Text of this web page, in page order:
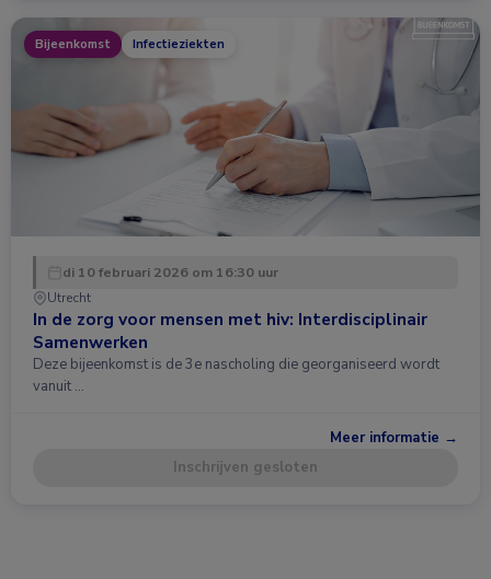
Bijeenkomst Infectieziekten
di 10 februari 2026 om 16:30 uur
Utrecht
In de zorg voor mensen met hiv: Interdisciplinair
Samenwerken
Deze bijeenkomst is de 3e nascholing die georganiseerd wordt
vanuit …
Meer informatie →
Inschrijven gesloten